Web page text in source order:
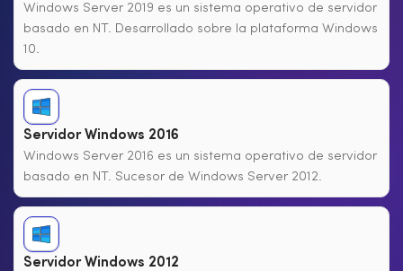
Windows Server 2019 es un sistema operativo de servidor
basado en NT. Desarrollado sobre la plataforma Windows
10.
Servidor Windows 2016
Windows Server 2016 es un sistema operativo de servidor
basado en NT. Sucesor de Windows Server 2012.
Servidor Windows 2012